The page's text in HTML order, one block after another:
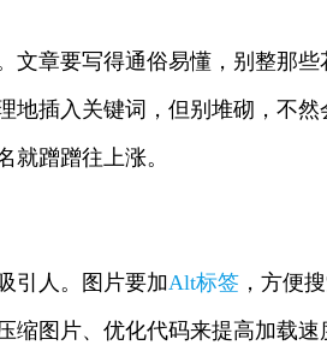
文章要写得通俗易懂，别整那些
地插入关键词，但别堆砌，不然
就蹭蹭往上涨。
引人。图片要加Alt标签 ，方便
缩图片、优化代码来提高加载速